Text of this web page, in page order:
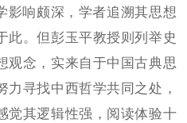
影响颇深，学者追溯其思想
此。但彭玉平教授则列举史
观念，实来自于中国古典思
寻找中西哲学共同之处，
觉其逻辑性强，阅读体验十